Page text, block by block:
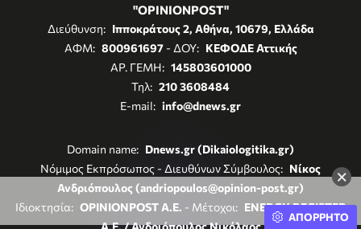
×
"OPINIONPOST"
Διεύθυνση: Ιπποκράτους 2, Αθήνα, 10679, Ελλάδα
ΑΦΜ: 800961697- ΔΟΥ: ΚΕΦΟΔΕ Αττικής
ΑΡ. ΓΕΜΗ: 145803601000
Τηλ: 210 3608484
E-mail: info@dnews.gr
Domain name: Dnews.gr (Dikaiologitika.gr)
Νόμιμος Εκπρόσωπος - Διευθύνων Σύμβουλος: Νίκος
Ανδριόπουλος (andriopoulos@opinion-post.gr)
Ιδιοκτησία: OPINIONPOST A.E. - Μέτοχοι: ENERGY REGISTER
Α.Ε. / Ανδριόπουλος Νικόλαος
ΑΠΟΡΡΗΤΟ